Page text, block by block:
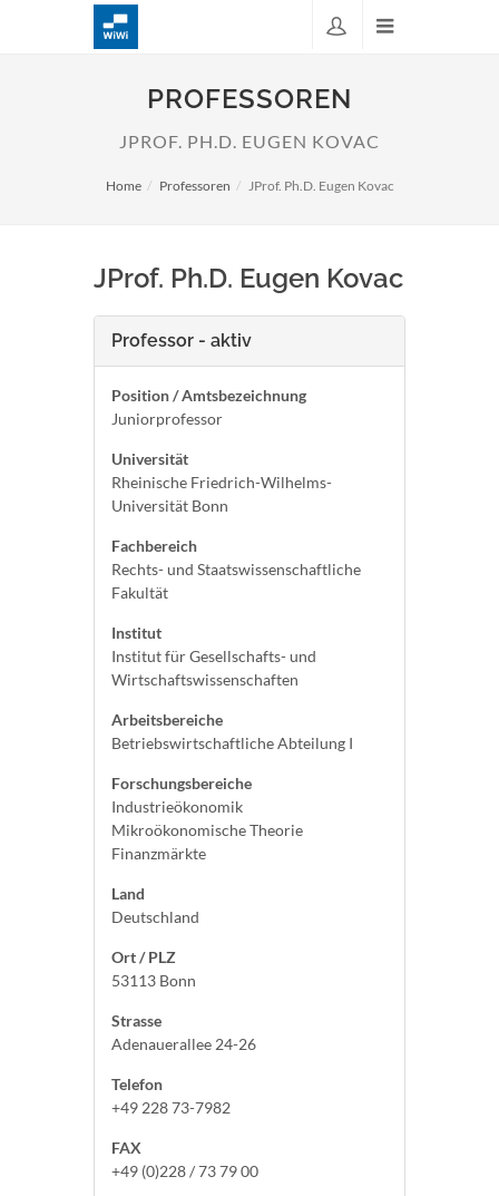
PROFESSOREN
JPROF. PH.D. EUGEN KOVAC
Home Professoren JProf. Ph.D. Eugen Kovac
JProf. Ph.D. Eugen Kovac
Professor - aktiv
Position / Amtsbezeichnung
Juniorprofessor
Universität
Rheinische Friedrich-Wilhelms-
Universität Bonn
Fachbereich
Rechts- und Staatswissenschaftliche
Fakultät
Institut
Institut für Gesellschafts- und
Wirtschaftswissenschaften
Arbeitsbereiche
Betriebswirtschaftliche Abteilung I
Forschungsbereiche
Industrieökonomik
Mikroökonomische Theorie
Finanzmärkte
Land
Deutschland
Ort / PLZ
53113 Bonn
Strasse
Adenauerallee 24-26
Telefon
+49 228 73-7982
FAX
+49 (0)228 / 73 79 00